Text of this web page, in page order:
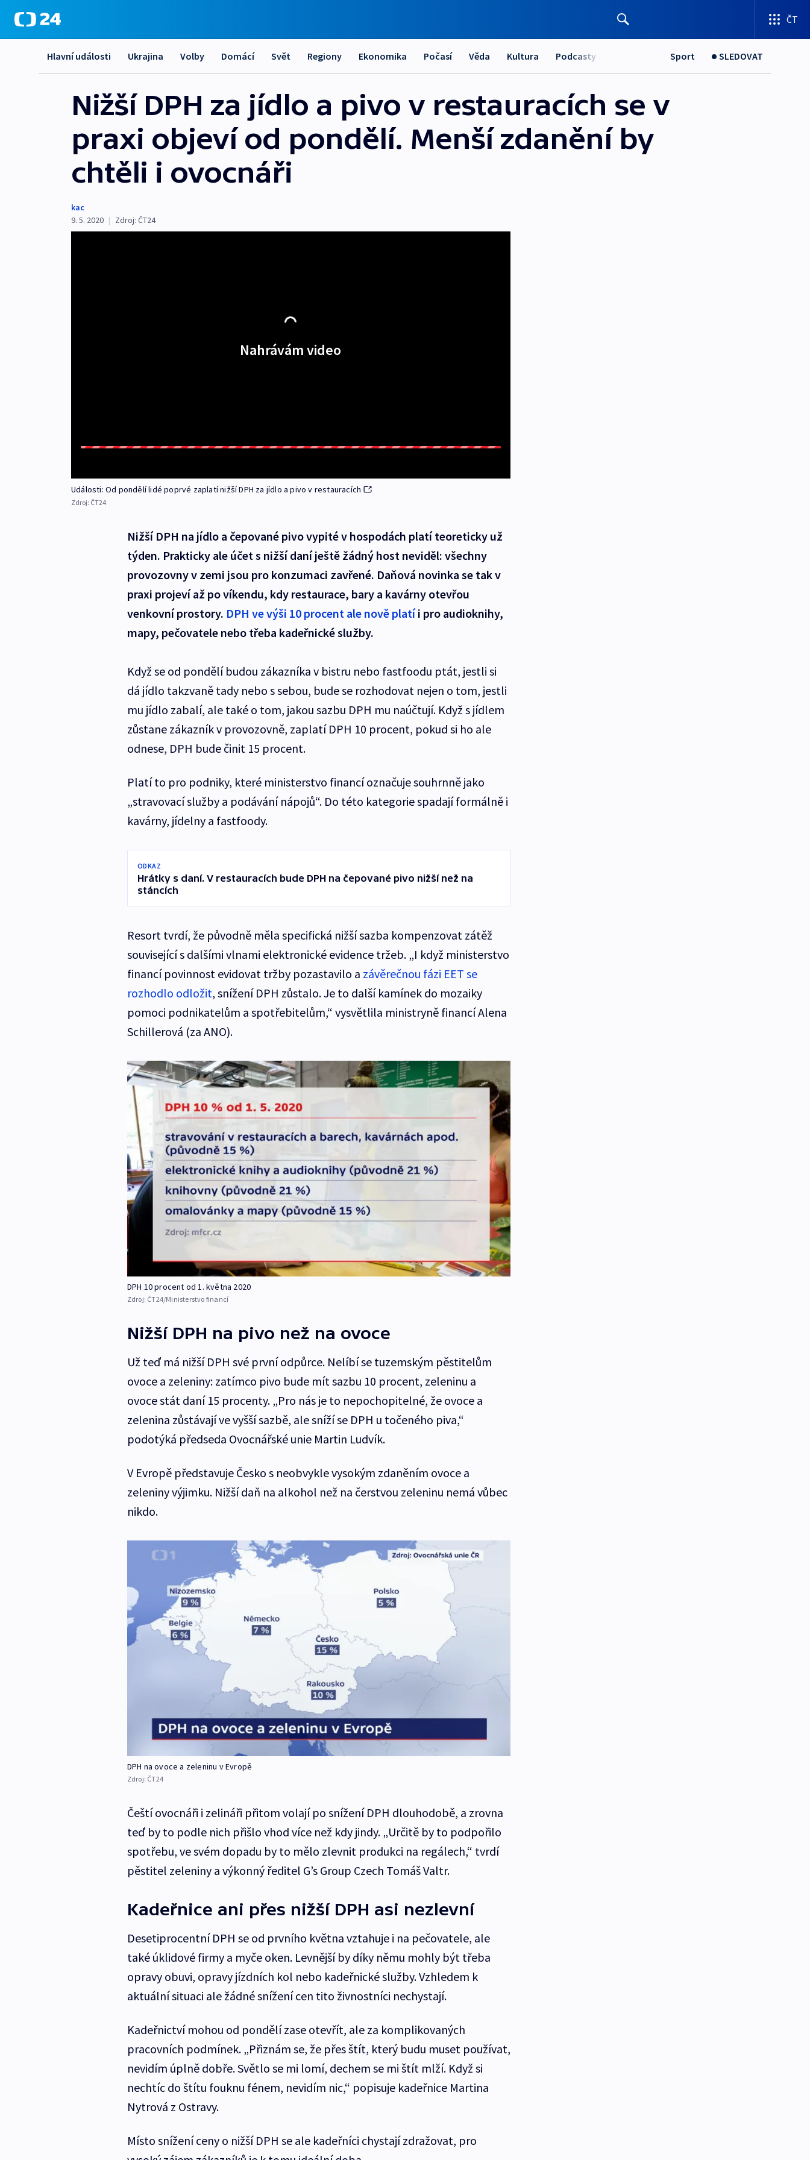
ČT
Hlavní události Ukrajina Volby Domácí Svět Regiony Ekonomika Počasí Věda Kultura Podcasty Sport SLEDOVAT
Nižší DPH za jídlo a pivo v restauracích se v
praxi objeví od pondělí. Menší zdanění by
chtěli i ovocnáři
kac
9. 5. 2020 | Zdroj: ČT24
Nahrávám video
Události: Od pondělí lidé poprvé zaplatí nižší DPH za jídlo a pivo v restauracích
Zdroj: ČT24
Nižší DPH na jídlo a čepované pivo vypité v hospodách platí teoreticky už
týden. Prakticky ale účet s nižší daní ještě žádný host neviděl: všechny
provozovny v zemi jsou pro konzumaci zavřené. Daňová novinka se tak v
praxi projeví až po víkendu, kdy restaurace, bary a kavárny otevřou
venkovní prostory. DPH ve výši 10 procent ale nově platíi pro audioknihy,
mapy, pečovatele nebo třeba kadeřnické služby.
Když se od pondělí budou zákazníka v bistru nebo fastfoodu ptát, jestli si
dá jídlo takzvaně tady nebo s sebou, bude se rozhodovat nejen o tom, jestli
mu jídlo zabalí, ale také o tom, jakou sazbu DPH mu naúčtují. Když s jídlem
zůstane zákazník v provozovně, zaplatí DPH 10 procent, pokud si ho ale
odnese, DPH bude činit 15 procent.
Platí to pro podniky, které ministerstvo financí označuje souhrnně jako
„stravovací služby a podávání nápojů“. Do této kategorie spadají formálně i
kavárny, jídelny a fastfoody.
ODKAZ
Hrátky s daní. V restauracích bude DPH na čepované pivo nižší než na
stáncích
Resort tvrdí, že původně měla specifická nižší sazba kompenzovat zátěž
související s dalšími vlnami elektronické evidence tržeb. „I když ministerstvo
financí povinnost evidovat tržby pozastavilo a závěrečnou fázi EET se
rozhodlo odložit, snížení DPH zůstalo. Je to další kamínek do mozaiky
pomoci podnikatelům a spotřebitelům,“ vysvětlila ministryně financí Alena
Schillerová (za ANO).
DPH 10 procent od 1. května 2020
Zdroj: ČT24/Ministerstvo financí
Nižší DPH na pivo než na ovoce
Už teď má nižší DPH své první odpůrce. Nelíbí se tuzemským pěstitelům
ovoce a zeleniny: zatímco pivo bude mít sazbu 10 procent, zeleninu a
ovoce stát daní 15 procenty. „Pro nás je to nepochopitelné, že ovoce a
zelenina zůstávají ve vyšší sazbě, ale sníží se DPH u točeného piva,“
podotýká předseda Ovocnářské unie Martin Ludvík.
V Evropě představuje Česko s neobvykle vysokým zdaněním ovoce a
zeleniny výjimku. Nižší daň na alkohol než na čerstvou zeleninu nemá vůbec
nikdo.
DPH na ovoce a zeleninu v Evropě
Zdroj: ČT24
Čeští ovocnáři i zelináři přitom volají po snížení DPH dlouhodobě, a zrovna
teď by to podle nich přišlo vhod více než kdy jindy. „Určitě by to podpořilo
spotřebu, ve svém dopadu by to mělo zlevnit produkci na regálech,“ tvrdí
pěstitel zeleniny a výkonný ředitel G’s Group Czech Tomáš Valtr.
Kadeřnice ani přes nižší DPH asi nezlevní
Desetiprocentní DPH se od prvního května vztahuje i na pečovatele, ale
také úklidové firmy a myče oken. Levnější by díky němu mohly být třeba
opravy obuvi, opravy jízdních kol nebo kadeřnické služby. Vzhledem k
aktuální situaci ale žádné snížení cen tito živnostníci nechystají.
Kadeřnictví mohou od pondělí zase otevřít, ale za komplikovaných
pracovních podmínek. „Přiznám se, že přes štít, který budu muset používat,
nevidím úplně dobře. Světlo se mi lomí, dechem se mi štít mlží. Když si
nechtíc do štítu fouknu fénem, nevidím nic,“ popisuje kadeřnice Martina
Nytrová z Ostravy.
Místo snížení ceny o nižší DPH se ale kadeřníci chystají zdražovat, pro